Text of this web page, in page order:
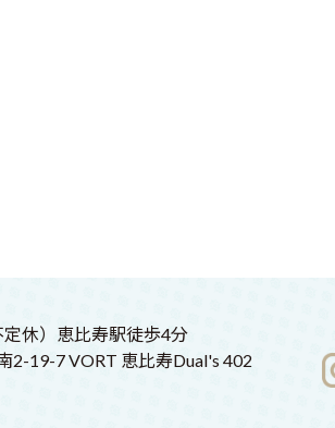
休）恵比寿駅徒歩4分
2-19-7 VORT 恵比寿Dual's 402